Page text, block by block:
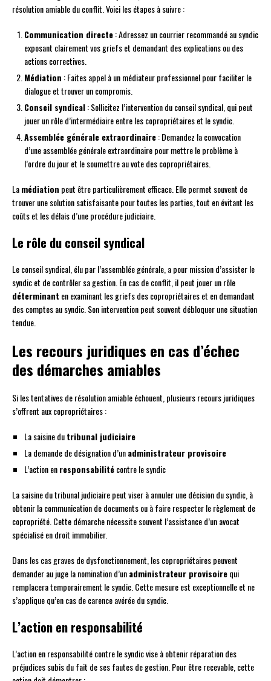
résolution amiable du conflit. Voici les étapes à suivre :
Communication directe: Adressez un courrier recommandé au syndic
exposant clairement vos griefs et demandant des explications ou des
actions correctives.
Médiation : Faites appel à un médiateur professionnel pour faciliter le
dialogue et trouver un compromis.
Conseil syndical: Sollicitez l’intervention du conseil syndical, qui peut
jouer un rôle d’intermédiaire entre les copropriétaires et le syndic.
Assemblée générale extraordinaire: Demandez la convocation
d’une assemblée générale extraordinaire pour mettre le problème à
l’ordre du jour et le soumettre au vote des copropriétaires.
Lamédiation peut être particulièrement efficace. Elle permet souvent de
trouver une solution satisfaisante pour toutes les parties, tout en évitant les
coûts et les délais d’une procédure judiciaire.
Le rôle du conseil syndical
Le conseil syndical, élu par l’assemblée générale, a pour mission d’assister le
syndic et de contrôler sa gestion. En cas de conflit, il peut jouer un rôle
déterminant en examinant les griefs des copropriétaires et en demandant
des comptes au syndic. Son intervention peut souvent débloquer une situation
tendue.
Les recours juridiques en cas d’échec
des démarches amiables
Si les tentatives de résolution amiable échouent, plusieurs recours juridiques
s’offrent aux copropriétaires :
La saisine dutribunal judiciaire
La demande de désignation d’unadministrateur provisoire
L’action enresponsabilitécontre le syndic
La saisine du tribunal judiciaire peut viser à annuler une décision du syndic, à
obtenir la communication de documents ou à faire respecter le règlement de
copropriété. Cette démarche nécessite souvent l’assistance d’un avocat
spécialisé en droit immobilier.
Dans les cas graves de dysfonctionnement, les copropriétaires peuvent
demander au juge la nomination d’unadministrateur provisoirequi
remplacera temporairement le syndic. Cette mesure est exceptionnelle et ne
s’applique qu’en cas de carence avérée du syndic.
L’action en responsabilité
L’action en responsabilité contre le syndic vise à obtenir réparation des
préjudices subis du fait de ses fautes de gestion. Pour être recevable, cette